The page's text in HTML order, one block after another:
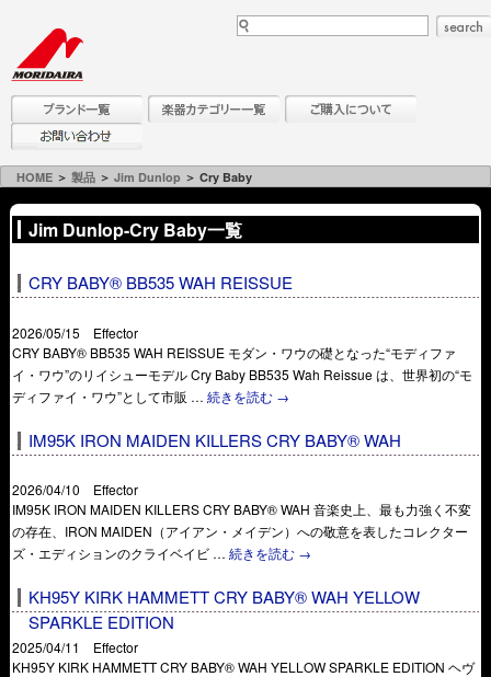
HOME ＞ 製品 ＞ Jim Dunlop ＞ Cry Baby
Jim Dunlop-Cry Baby一覧
CRY BABY® BB535 WAH REISSUE
2026/05/15 Effector
CRY BABY® BB535 WAH REISSUE モダン・ワウの礎となった“モディファ
イ・ワウ”のリイシューモデル Cry Baby BB535 Wah Reissue は、世界初の“モ
ディファイ・ワウ”として市販 …続きを読む →
IM95K IRON MAIDEN KILLERS CRY BABY® WAH
2026/04/10 Effector
IM95K IRON MAIDEN KILLERS CRY BABY® WAH 音楽史上、最も力強く不変
の存在、IRON MAIDEN（アイアン・メイデン）への敬意を表したコレクター
ズ・エディションのクライベイビ …続きを読む →
KH95Y KIRK HAMMETT CRY BABY® WAH YELLOW
SPARKLE EDITION
2025/04/11 Effector
KH95Y KIRK HAMMETT CRY BABY® WAH YELLOW SPARKLE EDITION ヘヴ